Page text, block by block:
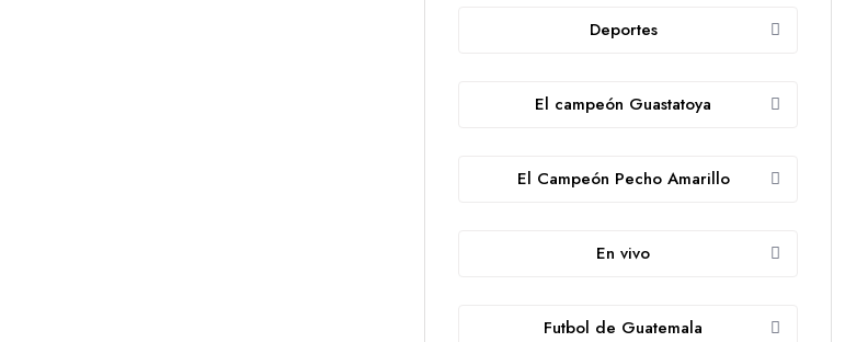
Deportes
El campeón Guastatoya
El Campeón Pecho Amarillo
En vivo
Futbol de Guatemala